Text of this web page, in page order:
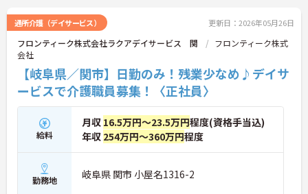
通所介護（デイサービス） 更新日：2026年05月26日
フロンティーク株式会社ラクアデイサービス 関
フロンティーク株式
会社
【岐阜県／関市】日勤のみ！残業少なめ♪デイサ
ービスで介護職員募集！〈正社員〉
給料
月収 16.5万円～23.5万円程度(資格手当込)
年収 254万円～360万円程度
勤務地 岐阜県 関市 小屋名1316-2